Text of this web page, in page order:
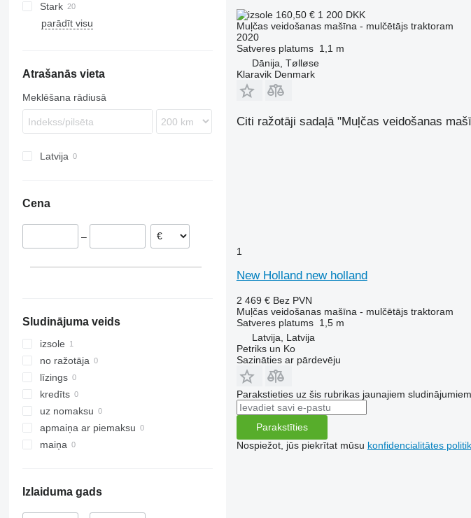
Tbes
Birba
Bisonte
Giraffa S
L-series
MU
Grizzly
Raptor
BP
Kangu
SinusCut
5026
FX
H3
MINI-BMS
SMO
Stark
MU
parādīt visu
Atrašanās vieta
Meklēšana rādiusā
Latvija
Cena
–
Sludinājuma veids
izsole
no ražotāja
līzings
kredīts
uz nomaksu
apmaiņa ar piemaksu
maiņa
Izlaiduma gads
160,50 € 1 200 DKK
Muļčas veidošanas mašīna - mulčētājs traktoram
2020
Satveres platums 1,1 m
Dānija, Tølløse
Klaravik Denmark
Citi ražotāji sadaļā "Muļčas veidošanas
1
New Holland new holland
2 469 € Bez PVN
Muļčas veidošanas mašīna - mulčētājs traktoram
Satveres platums 1,5 m
Latvija, Latvija
Petriks un Ko
Sazināties ar pārdevēju
Parakstieties uz šis rubrikas jaunajiem sludinājumiem
Parakstīties
Nospiežot, jūs piekrītat mūsu konfidencialitātes